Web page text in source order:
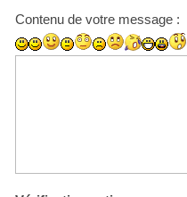
Contenu de votre message :